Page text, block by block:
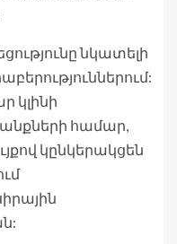
նկատելի
կլինի
համար,
կընկերակցեն